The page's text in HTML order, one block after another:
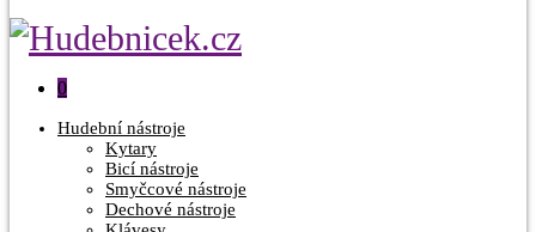
0
Hudební nástroje
Kytary
Bicí nástroje
Smyčcové nástroje
Dechové nástroje